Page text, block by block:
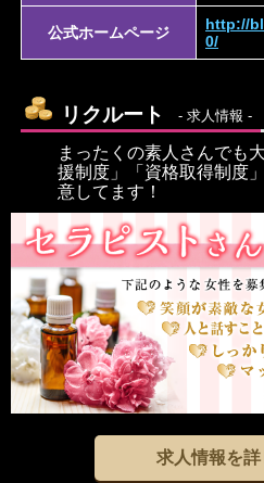
公式ホームページ
http://
0/
リクルート - 求人情報 -
まったくの素人さんでも
援制度」「資格取得制度
意してます！
求人情報を